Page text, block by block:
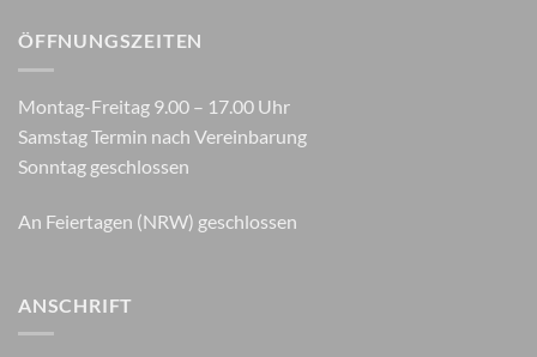
ÖFFNUNGSZEITEN
Montag-Freitag 9.00 – 17.00 Uhr
Samstag Termin nach Vereinbarung
Sonntag geschlossen
An Feiertagen (NRW) geschlossen
ANSCHRIFT